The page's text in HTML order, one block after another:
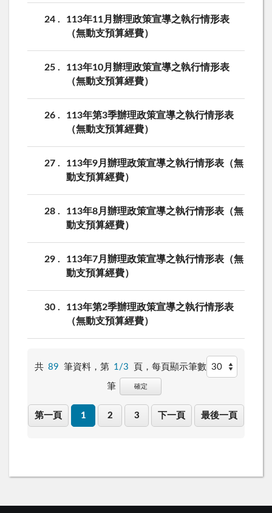
24
113年11月辦理政策宣導之執行情形表
（無動支預算經費）
25
113年10月辦理政策宣導之執行情形表
（無動支預算經費）
26
113年第3季辦理政策宣導之執行情形表
（無動支預算經費）
27
113年9月辦理政策宣導之執行情形表（無
動支預算經費）
28
113年8月辦理政策宣導之執行情形表（無
動支預算經費）
29
113年7月辦理政策宣導之執行情形表（無
動支預算經費）
30
113年第2季辦理政策宣導之執行情形表
（無動支預算經費）
共 89 筆資料，第 1/3 頁， 每頁顯示筆數
筆 確定
第一頁 1 2 3 下一頁 最後一頁